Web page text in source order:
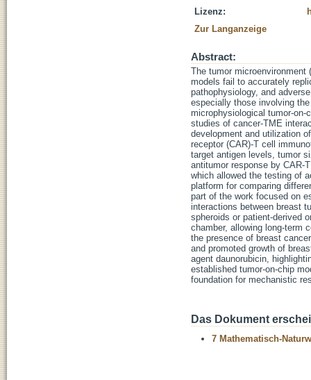
Lizenz:
Zur Langanzeige
Abstract:
The tumor microenvironment
models fail to accurately
pathophysiology, and
especially those involving
microphysiological tumor-
studies of cancer-TME
development and utilization
receptor (CAR)-T cell
target antigen levels, tumor
antitumor response by CAR-
which allowed the testing of
platform for comparing
part of the work focused on
interactions between breast
spheroids or patient-derived
chamber, allowing long-term
the presence of breast
and promoted growth of
agent daunorubicin,
established tumor-on-chip
foundation for mechanistic
Das Dokument
7 Mathematisch-